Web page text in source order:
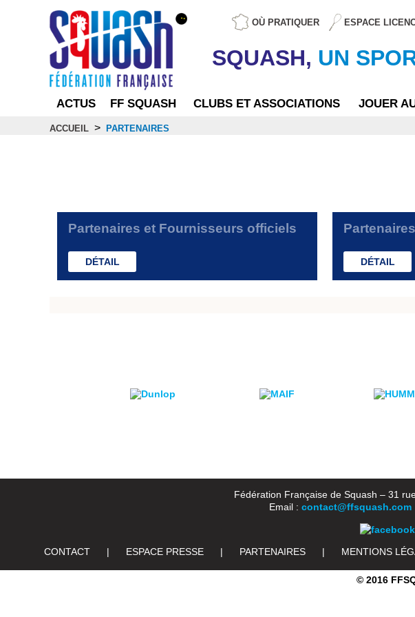
OÙ PRATIQUER ESPACE
SQUASH, UN
ACTUS FF SQUASH CLUBS ET ASSOCIATIONS JOUER
ACCUEIL > PARTENAIRES
Partenaires et Fournisseurs officiels
DÉTAIL DÉTAIL
Fédération Française de Squash – 31
Email : contact@ffsquash.com
CONTACT | ESPACE PRESSE | PARTENAIRES | MENTIONS
© 2016